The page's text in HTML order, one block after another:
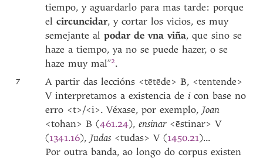
tiempo, y aguardarlo para mas tarde: porque
elcircuncidar, y cortar los vicios, es muy
semejante alpodar de vna viña, que sino se
haze a tiempo, ya no se puede hazer, o se
haze muy mal”2.
7
A partir das leccións <tētēde> B, <tentende>
V interpretamos a existencia de icon base no
erro <t>/<i>. Véxase, por exemplo, Joan
<tohan> B (461.24),ensinar <ēstinar> V
(1341.16), Judas <tudas> V (1450.21)...
Por outra banda, ao longo do corpus existen